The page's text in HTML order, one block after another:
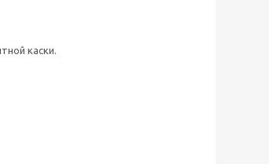
каски.